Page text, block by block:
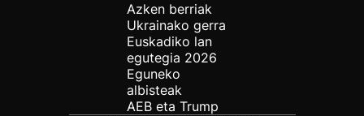
Azken berriak
Ukrainako gerra
Euskadiko lan
egutegia 2026
Eguneko
albisteak
AEB eta Trump